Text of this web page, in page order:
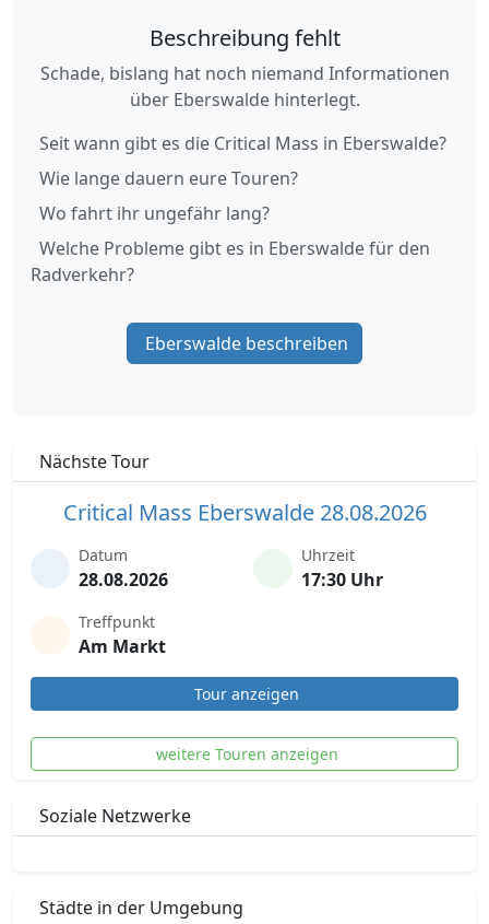
Beschreibung fehlt
Schade, bislang hat noch niemand Informationen
über Eberswalde hinterlegt.
Seit wann gibt es die Critical Mass in Eberswalde?
Wie lange dauern eure Touren?
Wo fahrt ihr ungefähr lang?
Welche Probleme gibt es in Eberswalde für den
Radverkehr?
Eberswalde beschreiben
Nächste Tour
Critical Mass Eberswalde 28.08.2026
Datum
28.08.2026
Uhrzeit
17:30 Uhr
Treffpunkt
Am Markt
Tour anzeigen
weitere Touren anzeigen
Soziale Netzwerke
Städte in der Umgebung